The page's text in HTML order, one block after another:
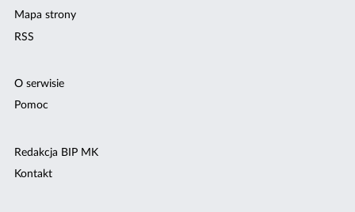
Mapa strony
RSS
O serwisie
Pomoc
Redakcja BIP MK
Kontakt